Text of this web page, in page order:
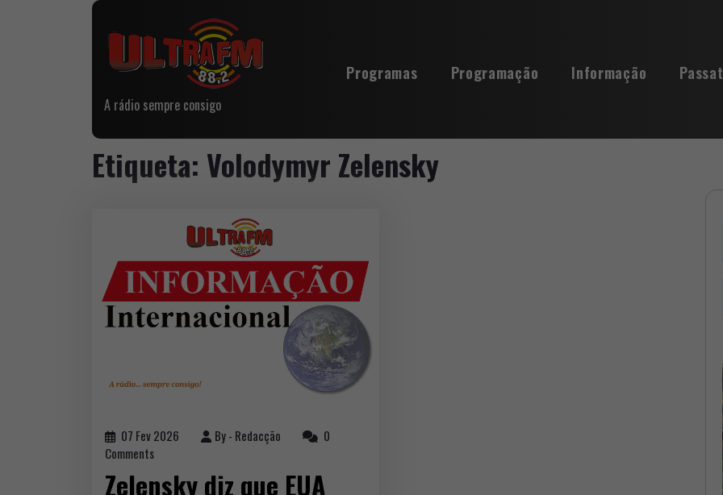
A rádio sempre consigo
Programas Programação Informação
Etiqueta: Volodymyr Zelensky
07 Fev 2026 By - Redacção
0
Comments
Zelensky diz que EUA